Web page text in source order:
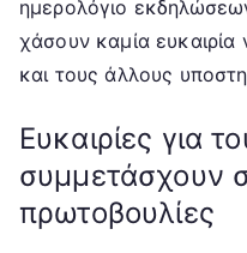
ημερολόγιο
χάσουν καμία
και τους άλλους
Ευκαιρίες για
συμμετάσχουν
πρωτοβουλίες